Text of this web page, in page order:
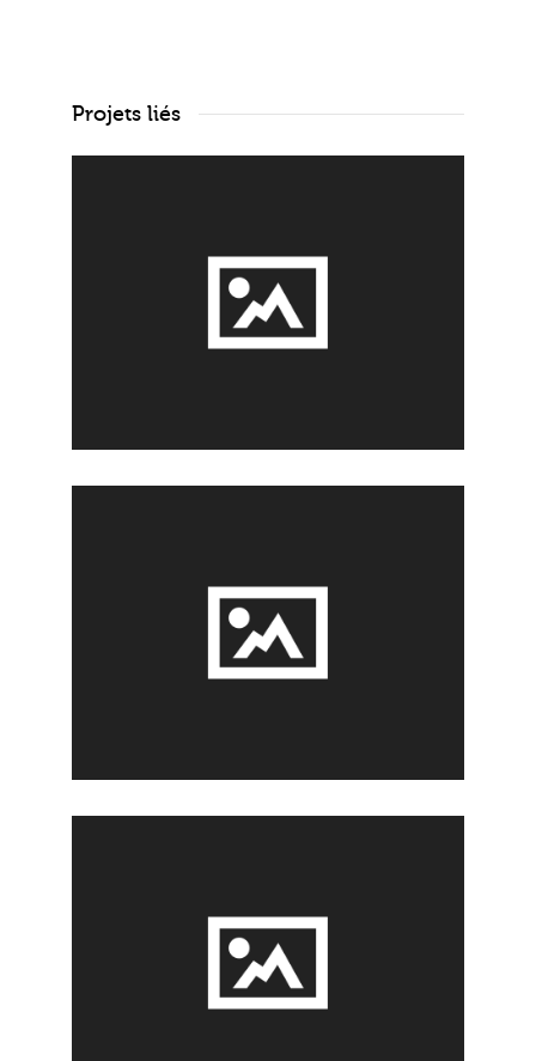
Projets liés